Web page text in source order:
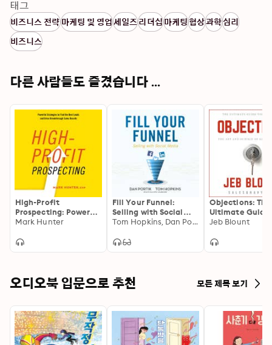
태그
비즈니스 전략마케팅 및 영업세일즈리더십마케팅협상과학심리
비즈니스
다른 사람들도 즐겼습니다 ...
High-Profit
Prospecting: Powerful
Strategies to Find the
Breakthrough Sales
Mark Hunter
Fill Your Funnel:
Selling with Social
Media
Tom Hopkins, Dan Portik
Objections: The
Ultimate Guide
Mastering The
Getting Past No
Jeb Blount
오디오북 입문으로 추천 모든 제목 보기